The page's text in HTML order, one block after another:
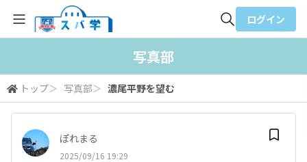
検索
ログイン
写真部
トップ＞ 写真部＞ 濃尾平野を望む
ぽれまる
2025/09/16 19:29